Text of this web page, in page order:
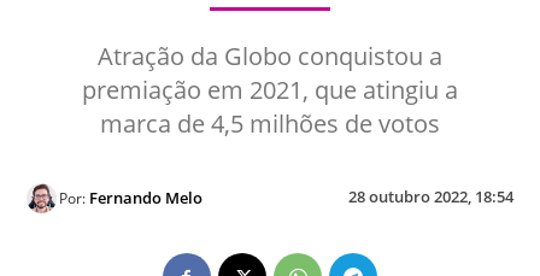
Atração da Globo conquistou a
premiação em 2021, que atingiu a
marca de 4,5 milhões de votos
Por: Fernando Melo 28 outubro 2022, 18:54